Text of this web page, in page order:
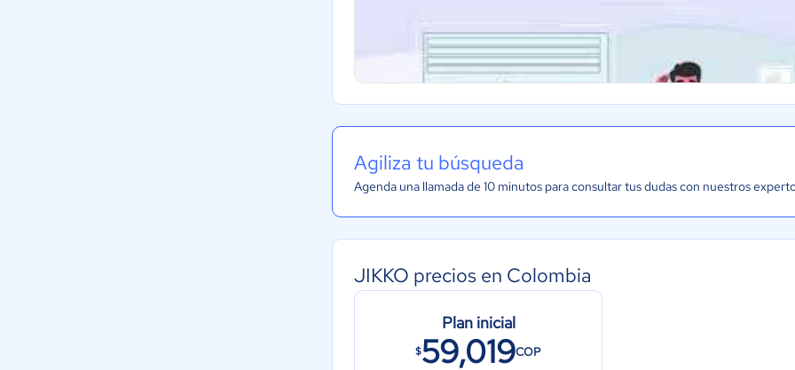
Agiliza tu búsqueda
Agenda una llamada de 10 minutos para consultar tus dudas con nuestros
JIKKO precios en Colombia
Plan inicial
$59,019COP